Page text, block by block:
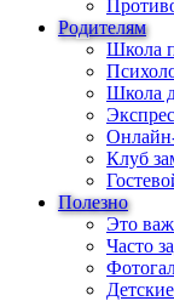
Родителям
Школа
Школа
Клуб
Полезно
Это
Часто